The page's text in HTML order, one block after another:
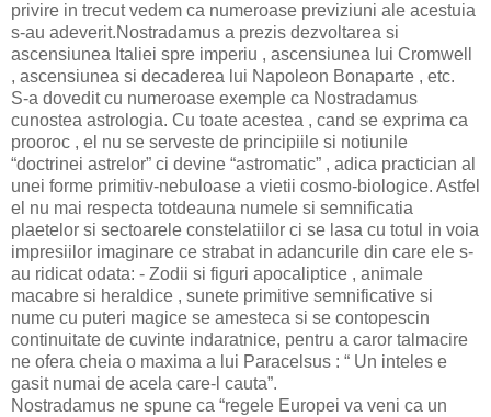
privire in trecut vedem ca numeroase previziuni ale acestuia
s-au adeverit.Nostradamus a prezis dezvoltarea si
ascensiunea Italiei spre imperiu , ascensiunea lui Cromwell
, ascensiunea si decaderea lui Napoleon Bonaparte , etc.
S-a dovedit cu numeroase exemple ca Nostradamus
cunostea astrologia. Cu toate acestea , cand se exprima ca
prooroc , el nu se serveste de principiile si notiunile
“doctrinei astrelor” ci devine “astromatic” , adica practician al
unei forme primitiv-nebuloase a vietii cosmo-biologice. Astfel
el nu mai respecta totdeauna numele si semnificatia
plaetelor si sectoarele constelatiilor ci se lasa cu totul in voia
impresiilor imaginare ce strabat in adancurile din care ele s-
au ridicat odata: - Zodii si figuri apocaliptice , animale
macabre si heraldice , sunete primitive semnificative si
nume cu puteri magice se amesteca si se contopescin
continuitate de cuvinte indaratnice, pentru a caror talmacire
ne ofera cheia o maxima a lui Paracelsus : “ Un inteles e
gasit numai de acela care-l cauta”.
Nostradamus ne spune ca “regele Europei va veni ca un